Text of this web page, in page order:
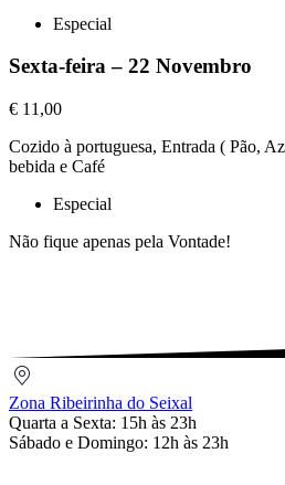
Especial
Sexta-feira – 22 Novembro
€ 11,00
Cozido à portuguesa, Entrada ( Pão,
bebida e Café
Especial
Não fique apenas pela Vontade!
do
Seixal
Zona Ribeirinha do Seixal
Quarta a Sexta: 15h às 23h
Sábado e Domingo: 12h às 23h